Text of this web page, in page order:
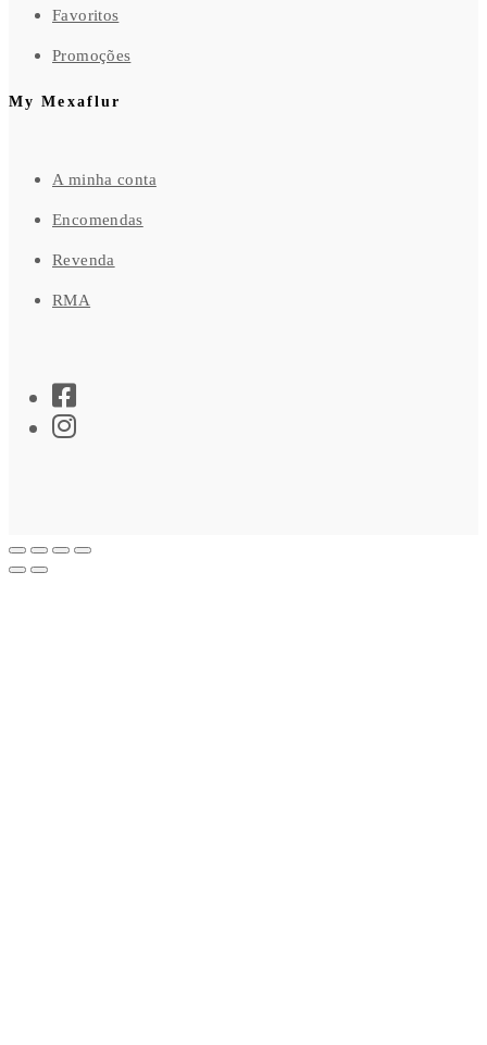
Favoritos
Promoções
My Mexaflur
A minha conta
Encomendas
Revenda
RMA